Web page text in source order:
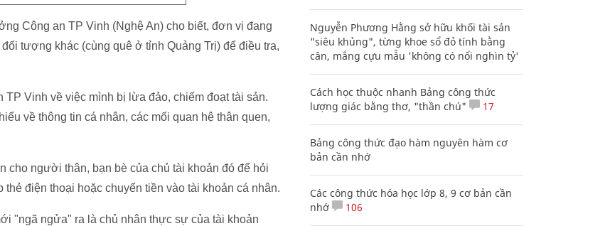
Công an TP Vinh (Nghệ An) cho biết, đơn vị đang
tượng khác (cùng quê ở tỉnh Quảng Trị) để điều tra,
Vinh về việc mình bị lừa đảo, chiếm đoạt tài sản.
về thông tin cá nhân, các mối quan hệ thân quen,
cho người thân, bạn bè của chủ tài khoản đó để hỏi
điện thoại hoặc chuyển tiền vào tài khoản cá nhân.
"ngã ngửa" ra là chủ nhân thực sự của tài khoản
Nguyễn Phương Hằng sở hữu khối tài sản
"siêu khủng", từng khoe sổ đỏ tính bằng
cân, mắng cựu mẫu 'không có nổi nghìn tỷ'
Cách học thuộc nhanh Bảng công thức
lượng giác bằng thơ, "thần chú"
17
Bảng công thức đạo hàm nguyên hàm cơ
bản cần nhớ
Các công thức hóa học lớp 8, 9 cơ bản cần
nhớ
106